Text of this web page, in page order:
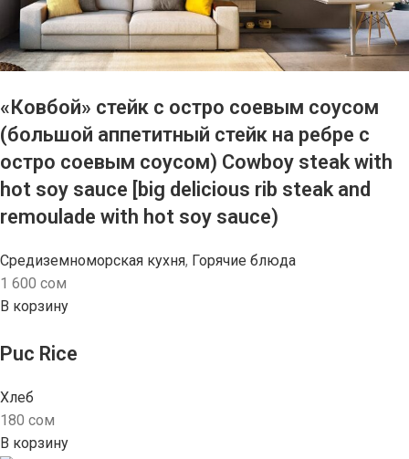
«Ковбой» стейк с остро соевым соусом
(большой аппетитный стейк на ребре с
остро соевым соусом) Cowboy steak with
hot soy sauce [big delicious rib steak and
remoulade with hot soy sauce)
Средиземноморская кухня, Горячие блюда
1 600 сом
В корзину
Puc Rice
Хлеб
180 сом
В корзину